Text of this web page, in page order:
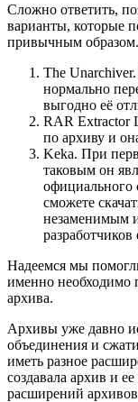
Сложно ответить,
варианты, которые
привычным образом.
The
нормально
выгодно её
RAR Extractor
по архиву и
Keka. При
таковым он
официального
сможете
незаменимым
Надеемся мы
именно необходимо
архива.
Архивы уже давно
объединения и
иметь разное
создавала архив и
расширений